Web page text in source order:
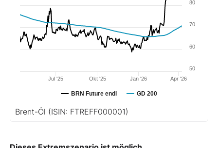
BRN Future endl GD 200
Jul '25 Jan '26
Okt '25 Apr '26
50
60
70
80
Brent-Öl (ISIN: FTREFF000001)